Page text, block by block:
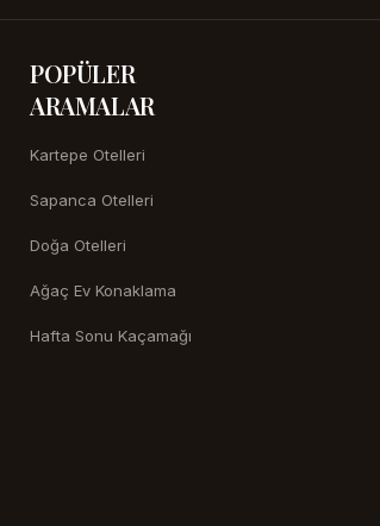
POPÜLER
ARAMALAR
Kartepe Otelleri
Sapanca Otelleri
Doğa Otelleri
Ağaç Ev Konaklama
Hafta Sonu Kaçamağı